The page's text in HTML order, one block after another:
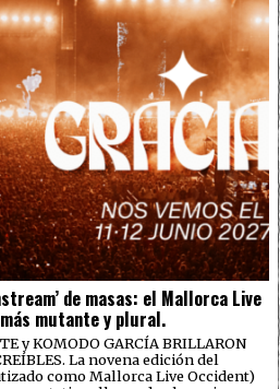
de masas: el Mallorca Live
mutante y plural.
y KOMODO GARCÍA BRILLARON
La novena edición del
como Mallorca Live Occident)